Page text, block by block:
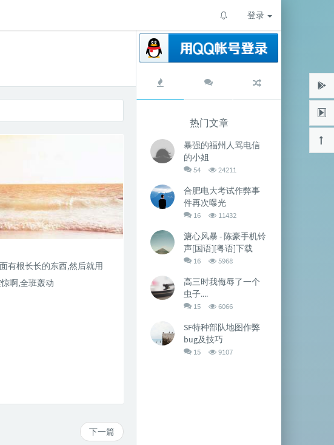
登录
有根长长的东西,然后就用
啊,全班轰动
下一篇
文
评
文
热门文章
暴强的福州人骂电信
的小姐
评
数：
54
浏
次
数:
24211
合肥电大考试作弊事
件再次曝光
评
数：
16
浏
次
数:
11432
溏心风暴 - 陈豪手机铃
声[国语][粤语]下载
评
数：
16
浏
次
5968
高三时我侮辱了一个
虫子....
评
数：
15
浏
次
数:
6066
SF特种部队地图作弊
bug及技巧
评
15
浏
9107